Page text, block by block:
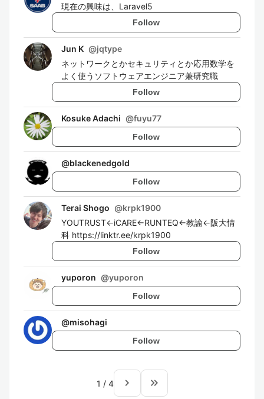
現在の興味は、Laravel5
Follow
Jun K @jqtype
ネットワークとかセキュリティとか応用数学を
よく使うソフトウェアエンジニア兼研究職
Follow
Kosuke Adachi @fuyu77
Follow
@blackenedgold
Follow
Terai Shogo @krpk1900
YOUTRUST←iCARE←RUNTEQ←教諭←阪大情
科 https://linktr.ee/krpk1900
Follow
yuporon @yuporon
Follow
@misohagi
Follow
1 / 4 navigate_next keyboard_double_arrow_right